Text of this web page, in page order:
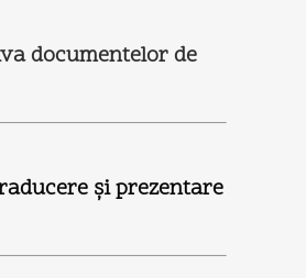
documentelor de
şi prezentare